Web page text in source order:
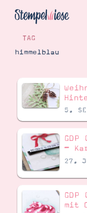
Hier
Katalog
TAG
himmelblau
5.
–
27.
mit